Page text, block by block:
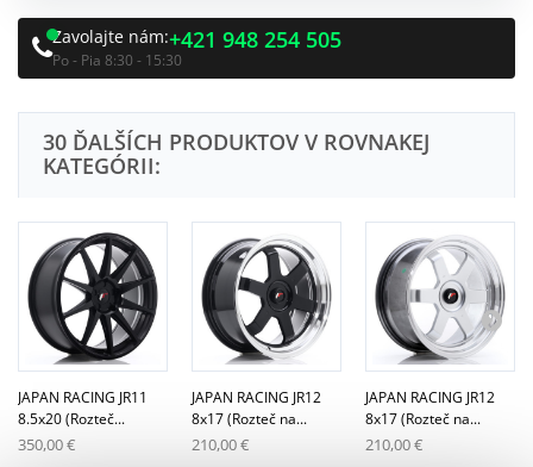
Zavolajte nám:+421 948 254 505
Po - Pia 8:30 - 15:30
30 ĎALŠÍCH PRODUKTOV V ROVNAKEJ
KATEGÓRII:
JAPAN RACING JR11
8.5x20 (Rozteč...
350,00 €
JAPAN RACING JR12
8x17 (Rozteč na...
210,00 €
JAPAN RACING JR12
8x17 (Rozteč na...
210,00 €